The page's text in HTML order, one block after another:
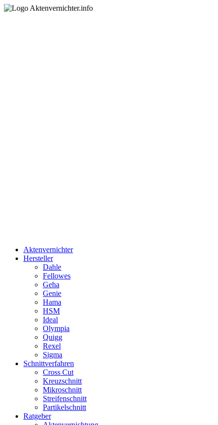
Aktenvernichter
Hersteller
Dahle
Fellowes
Geha
Genie
Hama
HSM
Ideal
Olympia
Quigg
Rexel
Sigma
Schnittverfahren
Cross Cut
Kreuzschnitt
Mikroschnitt
Streifenschnitt
Partikelschnitt
Ratgeber